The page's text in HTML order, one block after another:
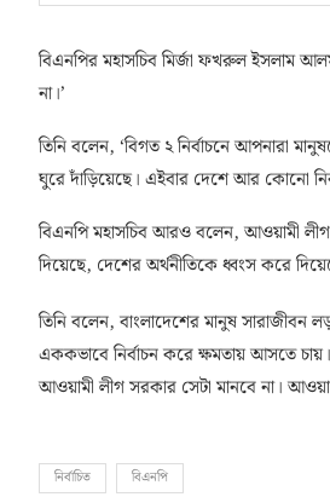
বিএনপির মহাসচিব মির্জা ফখরুল ইসলাম
না।’
তিনি বলেন, ‘বিগত ২ নির্বাচনে আপনারা
ঘুরে দাঁড়িয়েছে। এইবার দেশে আর কোনো
বিএনপি মহাসচিব আরও বলেন, আওয়ামী
দিয়েছে, দেশের অর্থনীতিকে ধ্বংস করে
তিনি বলেন, বাংলাদেশের মানুষ সারাজীবন
এককভাবে নির্বাচন করে ক্ষমতায় আসতে
আওয়ামী লীগ সরকার সেটা মানবে না।
নির্বাচিত বিএনপি